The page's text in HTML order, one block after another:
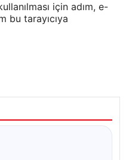
için adım, e-
bu tarayıcıya